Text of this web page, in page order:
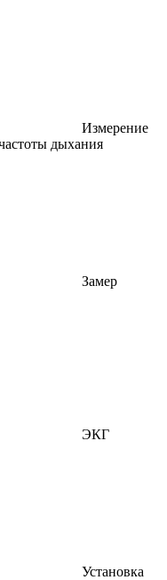
Измерение
дыхания
Замер
ЭКГ
Установка